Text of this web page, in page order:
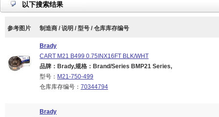
以下搜索结果
参考图片 制造商 / 说明 / 型号 / 仓库库存编号
Brady
CART M21 B499 0.75INX16FT BLK/WHT
品牌：Brady,规格：Brand/Series BMP21 Series,
型号： M21-750-499
仓库库存编号： 70344794
Brady